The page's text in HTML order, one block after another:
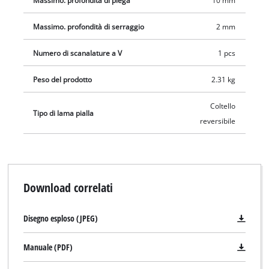
Massimo. profondità di serraggio 2 mm
Numero di scanalature a V 1 pcs
Peso del prodotto 2.31 kg
Tipo di lama pialla
Coltello
reversibile
Download correlati
Disegno esploso (JPEG)
Manuale (PDF)